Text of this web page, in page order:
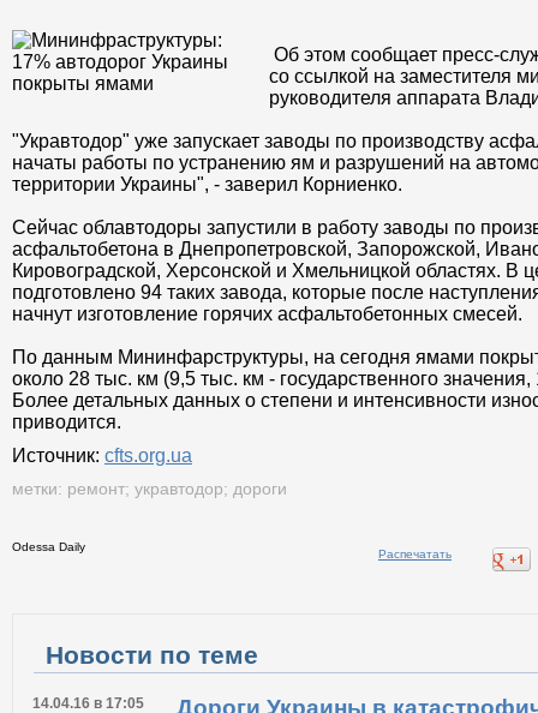
Об этом сообщает пресс-
со ссылкой на заместителя
руководителя аппарата
"Укравтодор" уже запускает заводы по производству
начаты работы по устранению ям и разрушений на
территории Украины", - заверил Корниенко.
Сейчас облавтодоры запустили в работу заводы по
асфальтобетона в Днепропетровской, Запорожской,
Кировоградской, Херсонской и Хмельницкой областях. В
подготовлено 94 таких завода, которые после
начнут изготовление горячих асфальтобетонных смесей.
По данным Мининфарструктуры, на сегодня ямами
около 28 тыс. км (9,5 тыс. км - государственного
Более детальных данных о степени и интенсивности
приводится.
Источник: cfts.org.ua
метки: ремонт; укравтодор; дороги
Odessa Daily